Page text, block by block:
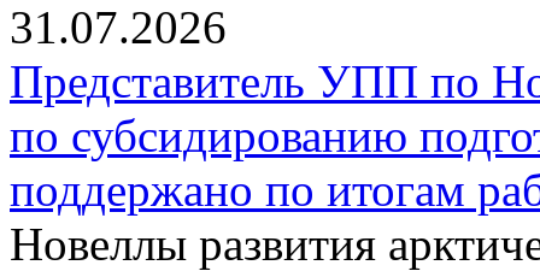
31.07.2026
Представитель УПП по
по субсидированию
поддержано по итогам
Новеллы развития